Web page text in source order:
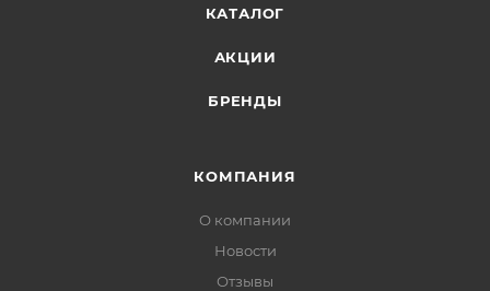
КАТАЛОГ
АКЦИИ
БРЕНДЫ
КОМПАНИЯ
О компании
Новости
Отзывы